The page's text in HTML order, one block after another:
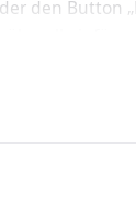
den Button
nutzt